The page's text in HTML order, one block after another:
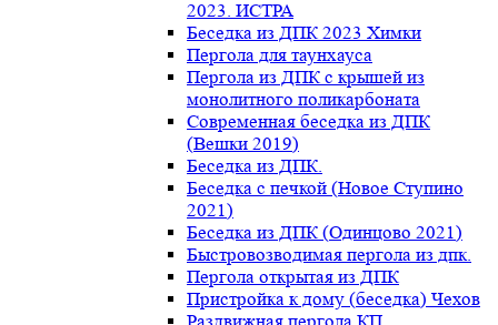
2023. ИСТРА
Беседка из ДПК 2023 Химки
Пергола для таунхауса
Пергола из ДПК с крышей из
монолитного поликарбоната
Современная беседка из ДПК
(Вешки 2019)
Беседка из ДПК.
Беседка с печкой (Новое Ступино
2021)
Беседка из ДПК (Одинцово 2021)
Быстровозводимая пергола из дпк.
Пергола открытая из ДПК
Пристройка к дому (беседка) Чехов